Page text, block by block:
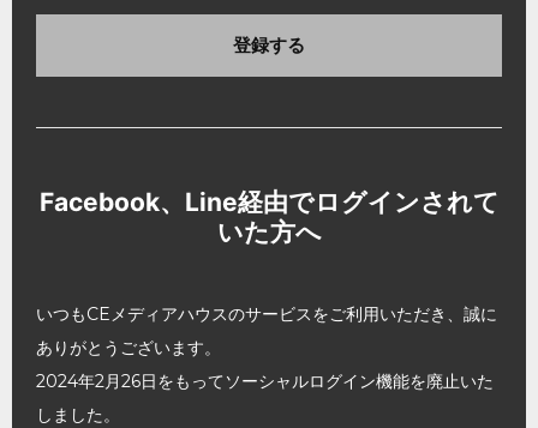
登録する
Facebook、Line経由でログインされて
いた方へ
いつもCEメディアハウスのサービスをご利用いただき、誠に
ありがとうございます。
2024年2月26日をもってソーシャルログイン機能を廃止いた
しました。